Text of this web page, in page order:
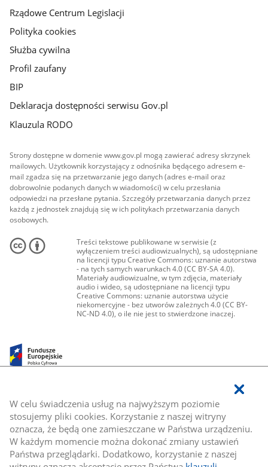
W celu świadczenia usług na najwyższym poziomie
stosujemy pliki cookies. Korzystanie z naszej witryny
oznacza, że będą one zamieszczane w Państwa urządzeniu.
W każdym momencie można dokonać zmiany ustawień
Państwa przeglądarki. Dodatkowo, korzystanie z naszej
Rządowe Centrum Legislacji
Polityka cookies
Służba cywilna
Profil zaufany
BIP
Deklaracja dostępności serwisu Gov.pl
Klauzula RODO
Strony dostępne w domenie www.gov.pl mogą zawierać adresy skrzynek
mailowych. Użytkownik korzystający z odnośnika będącego adresem e-
mail zgadza się na przetwarzanie jego danych (adres e-mail oraz
dobrowolnie podanych danych w wiadomości) w celu przesłania
odpowiedzi na przesłane pytania. Szczegóły przetwarzania danych przez
każdą z jednostek znajdują się w ich politykach przetwarzania danych
osobowych.
Treści tekstowe publikowane w serwisie (z
wyłączeniem treści audiowizualnych), są udostępniane
na licencji typu Creative Commons: uznanie autorstwa
- na tych samych warunkach 4.0 (CC BY-SA 4.0).
Materiały audiowizualne, w tym zdjęcia, materiały
audio i wideo, są udostępniane na licencji typu
Creative Commons: uznanie autorstwa użycie
niekomercyjne - bez utworów zależnych 4.0 (CC BY-
NC-ND 4.0), o ile nie jest to stwierdzone inaczej.